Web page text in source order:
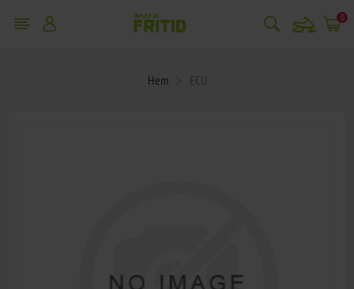
snowmobile 0
Hem ECU